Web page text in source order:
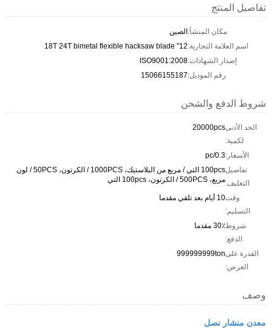
تفاصيل المنتج
مكان المنشأ: الصين
اسم العلامة التجارية:12" 18T 24T bimetal flexible hacksaw blade
إصدار الشهادات:ISO9001:2008
رقم الموديل:15066155187
شروط الدفع والشحن
الحد الأدنى
لكمية:
20000pcs
الأسعار:0.3/pc
تفاصيل
التغليف:
100pcs التي / مربع من البلاستيك، 1000PCS / الكرتون، 50PCS / لون
مربع، 500PCS / الكرتون، 100pcs التي
وقت
التسليم:
10 أيام بعد تلقي مقدما
شروط
الدفع:
30٪ مقدما
القدرة على
العرض:
999999999ton
وصف
معدن منشار نصل